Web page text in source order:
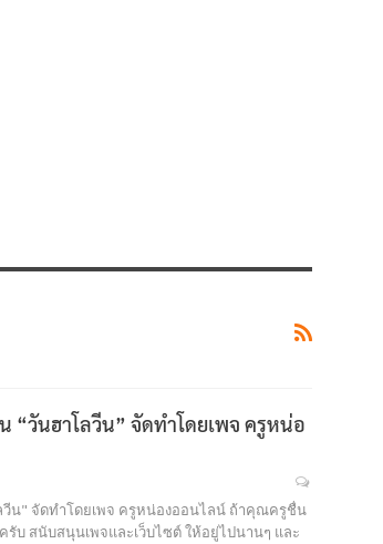
“วันฮาโลวีน” จัดทำโดยเพจ ครูหน่อ
วีน" จัดทำโดยเพจ ครูหน่องออนไลน์ ถ้าคุณครูชื่น
บ สนับสนุนเพจและเว็บไซต์ ให้อยู่ไปนานๆ และ